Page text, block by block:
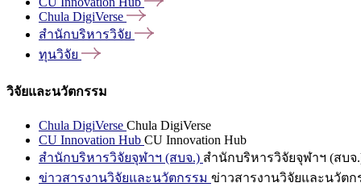
Chula DigiVerse
สำนักบริหารวิจัย
ทุนวิจัย
วิจัยและนวัตกรรม
Chula DigiVerse Chula DigiVerse
CU Innovation Hub CU Innovation Hub
สำนักบริหารวิจัยจุฬาฯ (สบจ.) สำนักบริหารวิจัยจุฬาฯ (สบจ
ข่าวสารงานวิจัยและนวัตกรรม ข่าวสารงานวิจัยและนวัตก